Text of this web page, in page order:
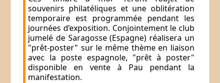
souvenirs philatéliques et une oblitération
temporaire est programmée pendant les
journées d’exposition. Conjointement le club
jumelé de Saragosse (Espagne) réalisera un
"prêt-poster" sur le même thème en liaison
avec la poste espagnole, "prêt à poster"
disponible en vente à Pau pendant la
manifestation.